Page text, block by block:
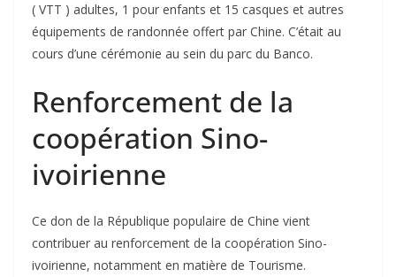
( VTT ) adultes, 1 pour enfants et 15 casques et autres
équipements de randonnée offert par Chine. C’était au
cours d’une cérémonie au sein du parc du Banco.
Renforcement de la
coopération Sino-
ivoirienne
Ce don de la République populaire de Chine vient
contribuer au renforcement de la coopération Sino-
ivoirienne, notamment en matière de Tourisme.